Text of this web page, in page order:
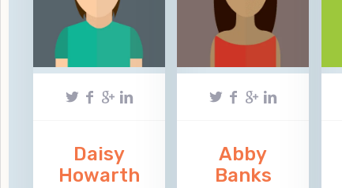
Daisy
Howarth
Abby
Banks